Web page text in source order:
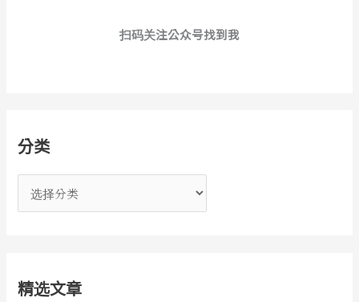
扫码关注公众号找到我
分类
类
精选文章